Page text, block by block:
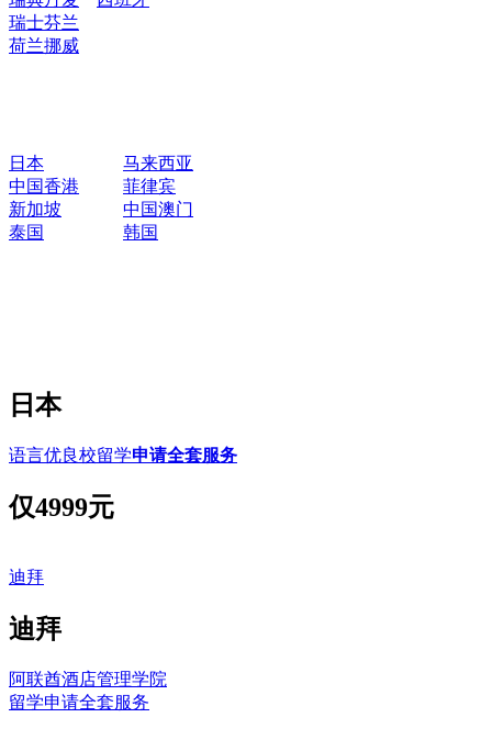
瑞士芬兰
荷兰挪威
日本
马来西亚
中国香港
菲律宾
新加坡
中国澳门
泰国
韩国
日本
语言优良校留学申请全套服务
仅4999元
迪拜
迪拜
阿联酋酒店管理学院
留学申请全套服务